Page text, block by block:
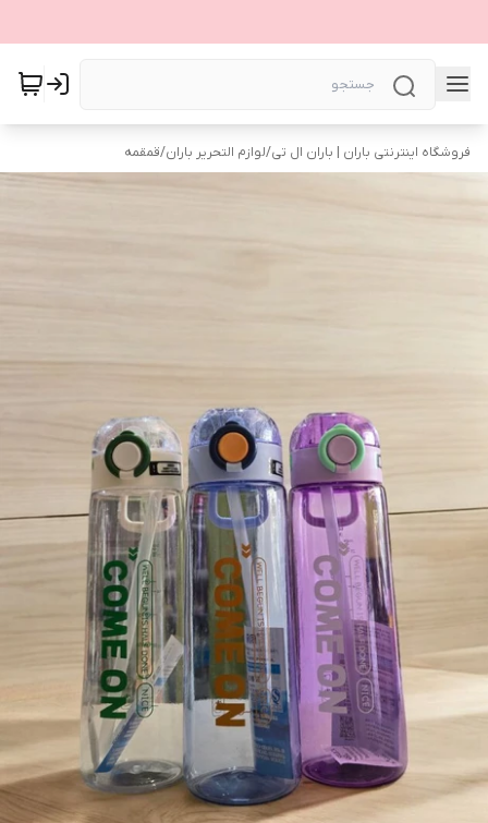
فروشگاه اینترنتی باران | باران ال تی/لوازم التحریر باران/قمقمه